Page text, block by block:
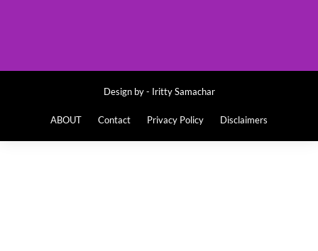
Design by - Iritty Samachar
ABOUT Contact Privacy Policy Disclaimers